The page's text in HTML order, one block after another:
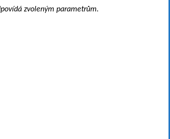
zvoleným parametrům.